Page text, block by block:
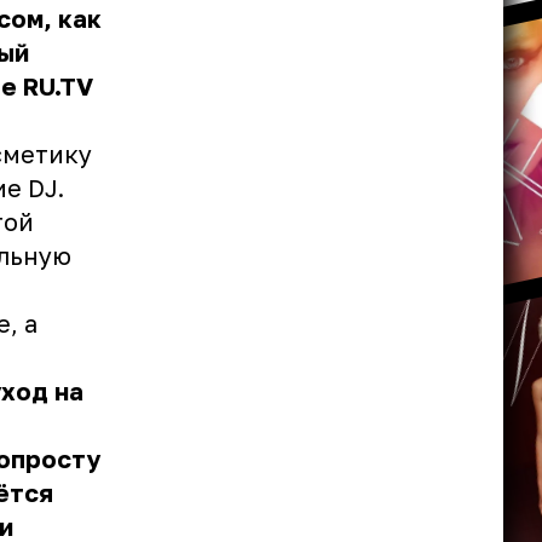
как
RU.TV
DJ.
а
на